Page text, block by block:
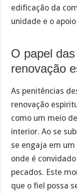
edificação da
unidade e o
O papel
renovação
As penitências
renovação
como um meio
interior. Ao se
se engaja em
onde é
pecados. Este
que o fiel possa